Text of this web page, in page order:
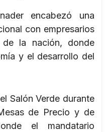
encabezó una
con empresarios
la nación, donde
y el desarrollo del
Salón Verde durante
de Precio y de
el mandatario